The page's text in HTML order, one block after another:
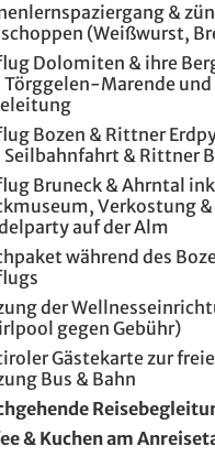
ZUR BUCHUNG
&
(Weißwurst,
Dolomiten & ihre
Marende und
Bozen & Rittner
& Rittner
Bruneck & Ahrntal
Verkostung &
auf der Alm
während des
der
gegen Gebühr)
Gästekarte zur
Bus & Bahn
& Kuchen am